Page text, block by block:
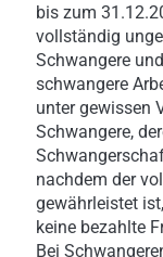
bis zum
vollständig
Schwangere
schwangere
unter gewissen
Schwangere,
nachdem der
gewährleistet
keine bezahlte
Bei